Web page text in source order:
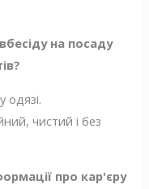
на посаду
одязі.
чистий і без
про кар'єру